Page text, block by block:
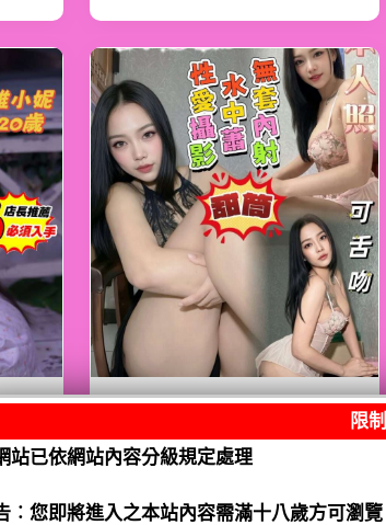
馬來$2700 .無套
閱讀全文
限
站已依網站內容分級規定處理
︰您即將進入之本站內容需滿十八歲方可瀏覽